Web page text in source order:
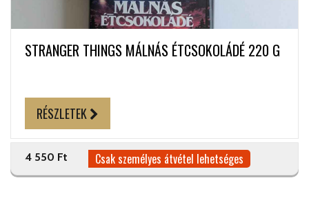
STRANGER THINGS MÁLNÁS ÉTCSOKOLÁDÉ 220 G
RÉSZLETEK
4 550 Ft Csak személyes átvétel lehetséges